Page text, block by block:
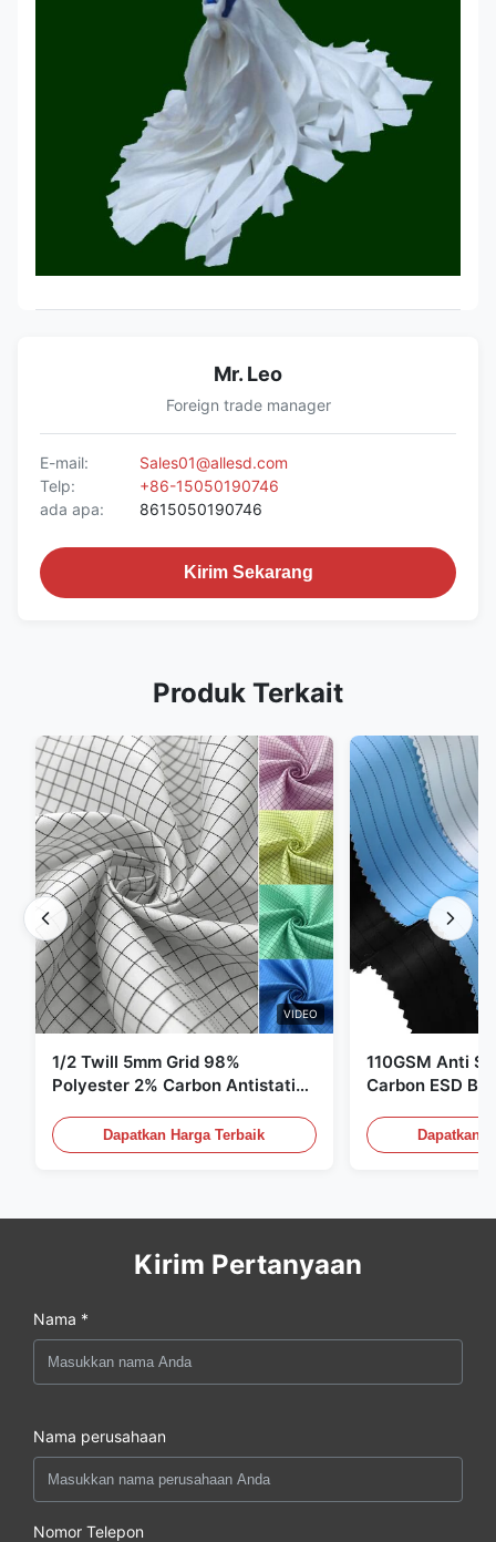
Mr. Leo
Foreign trade manager
E-mail:
Sales01@allesd.com
Telp:
+86-15050190746
ada apa:
8615050190746
Kirim Sekarang
Produk Terkait
VIDEO
1/2 Twill 5mm Grid 98%
Polyester 2% Carbon Antistatic
Dapatkan Harga Terbaik
110GSM Anti
Carbon ESD
Dapatkan
Kirim Pertanyaan
Nama *
Nama perusahaan
Nomor Telepon